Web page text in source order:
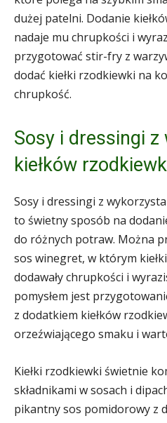
dużej patelni. Dodanie
nadaje mu chrupkości i
przygotować stir-fry z
dodać kiełki rzodkiewki na
chrupkość.
Sosy i dressingi
kiełków
Sosy i dressingi z
to świetny sposób na
do różnych potraw. Można
sos winegret, w którym
dodawały chrupkości i
pomysłem jest
z dodatkiem kiełków
orzeźwiającego smaku i
Kiełki rzodkiewki świetnie
składnikami w sosach i
pikantny sos pomidorowy z